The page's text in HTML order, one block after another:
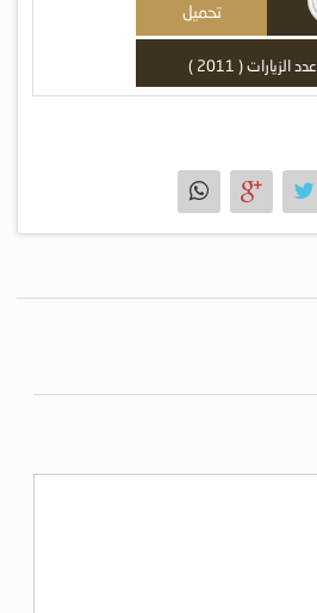
تحميل
عدد الزيارات ( 2011 )